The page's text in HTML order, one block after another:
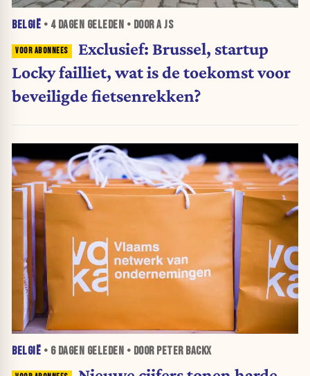
BELGIË • 4 DAGEN GELEDEN • DOOR A JS
Exclusief: Brussel, startup
Locky failliet, wat is de toekomst voor
beveiligde fietsenrekken?
BELGIË • 6 DAGEN GELEDEN • DOOR PETER BACKX